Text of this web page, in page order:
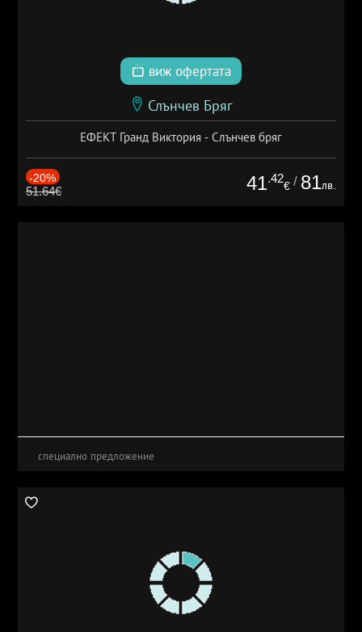
виж офертата
Слънчев Бряг
ЕФЕКТ Гранд Виктория - Слънчев бряг
-20%
51.64€ 41.42
€ / 81лв.
специално предложение